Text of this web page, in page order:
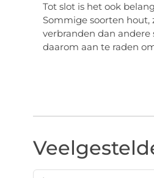
Tot slot is het ook
Sommige soorten
verbranden dan andere
daarom aan te raden